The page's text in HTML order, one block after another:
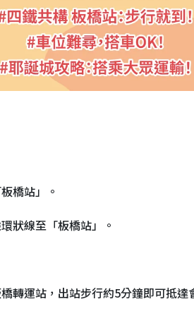
橋站」。
狀線至「板橋站」。
轉運站，出站步行約5分鐘即可抵達